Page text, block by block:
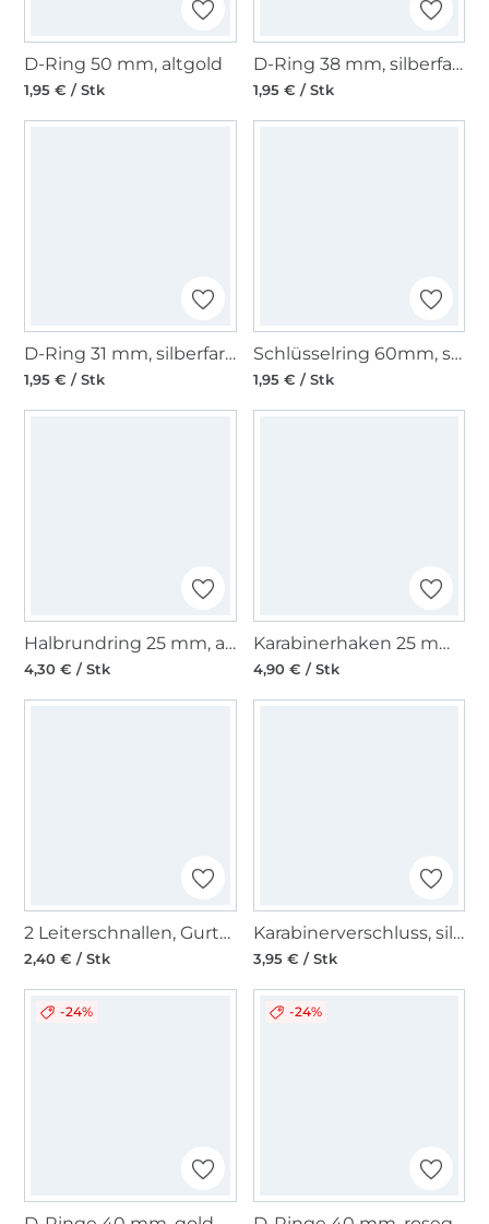
D-Ring 50 mm, altgold
1,95 € / Stk
D-Ring 38 mm, silberfarben
1,95 € / Stk
D-Ring 31 mm, silberfarben
1,95 € / Stk
Schlüsselring 60mm, silberfarben
1,95 € / Stk
Halbrundring 25 mm, altgold
4,30 € / Stk
Karabinerhaken 25 mm, altgold
4,90 € / Stk
2 Leiterschnallen, Gurtversteller 25 mm, schwarz
2,40 € / Stk
Karabinerverschluss, silber
3,95 € / Stk
-24% -24%